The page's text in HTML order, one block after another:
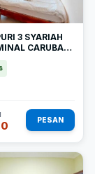
3 SYARIAH
CARUBAN
PESAN